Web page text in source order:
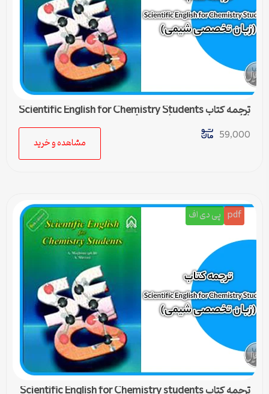
ترجمه کتاب Scientific English for Chemistry Students
59,000
مشاهده و خرید
pdf پی دی اف